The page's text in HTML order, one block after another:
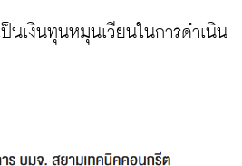
นเงินทุนหมุนเวียนในการดำเนิน